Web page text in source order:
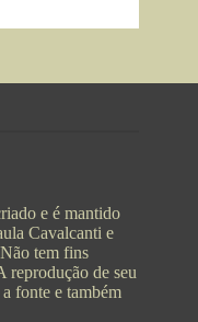
e é mantido
Cavalcanti e
tem fins
reprodução de seu
fonte e também